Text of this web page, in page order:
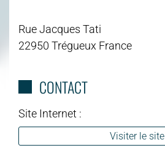
Rue Jacques Tati
22950 Trégueux France
CONTACT
Site Internet :
Visiter le site